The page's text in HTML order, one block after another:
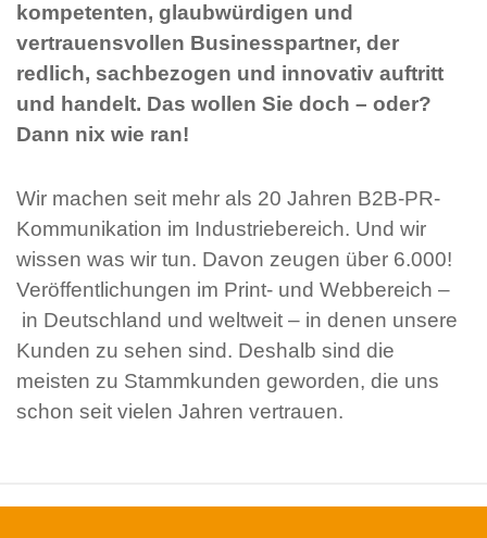
kompetenten, glaubwürdigen und
vertrauensvollen Businesspartner, der
redlich, sachbezogen und innovativ auftritt
und handelt. Das wollen Sie doch – oder?
Dann nix wie ran!
Wir machen seit mehr als 20 Jahren B2B-PR-
Kommunikation im Industriebereich. Und wir
wissen was wir tun. Davon zeugen über 6.000!
Veröffentlichungen im Print- und Webbereich –
in Deutschland und weltweit – in denen unsere
Kunden zu sehen sind. Deshalb sind die
meisten zu Stammkunden geworden, die uns
schon seit vielen Jahren vertrauen.